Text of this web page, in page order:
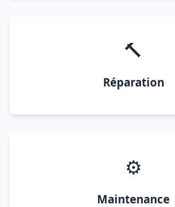
🔨
Réparation
⚙️
Maintenance